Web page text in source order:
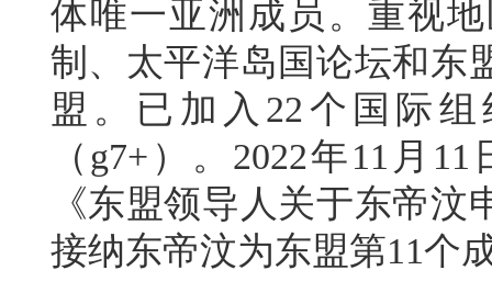
体唯一亚洲成员。重视
制、太平洋岛国论坛和东
盟。已加入22个国际
（g7+）。2022年11月
《东盟领导人关于东帝
接纳东帝汶为东盟第11个